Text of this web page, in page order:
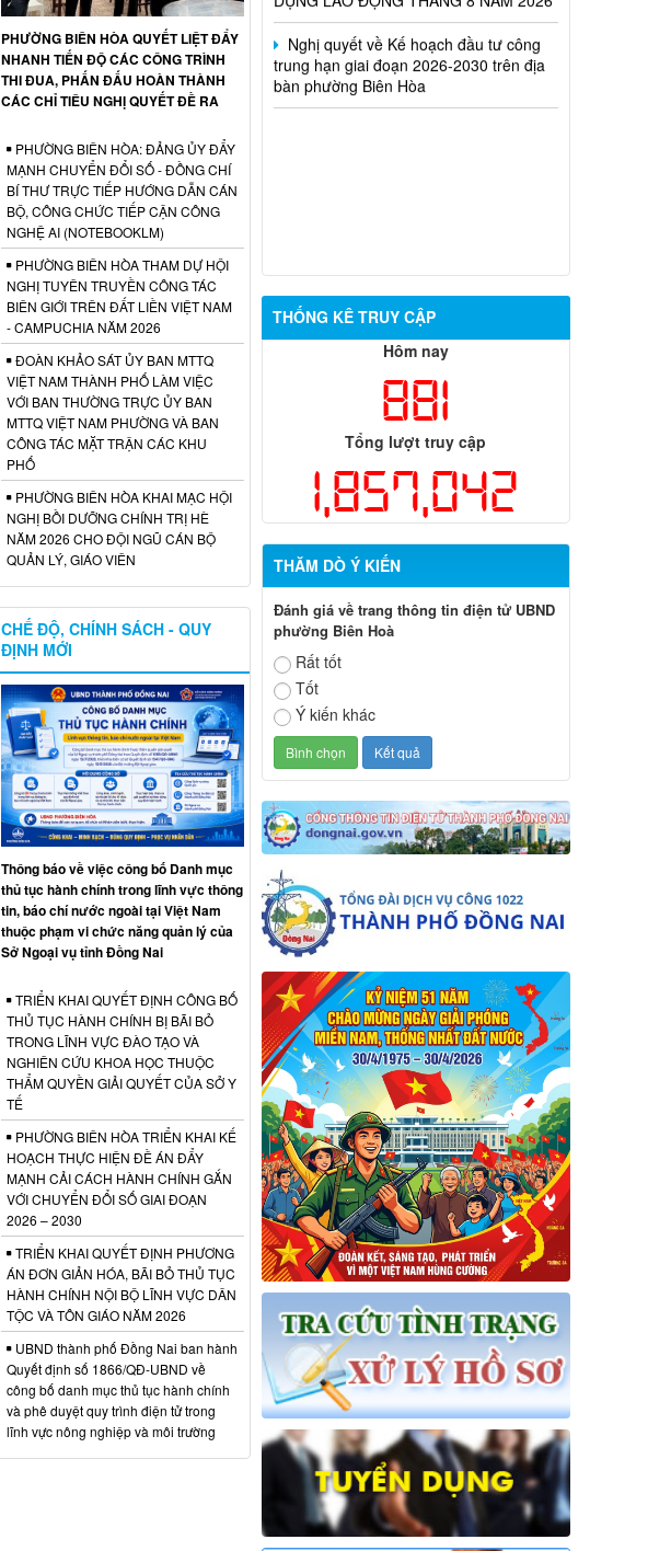
trung hạn giai đoạn 2026-2030 trên địa
bàn phường Biên Hòa
THỐNG KÊ TRUY CẬP
Hôm nay
881
Tổng lượt truy cập
1,857,042
THĂM DÒ Ý KIẾN
Đánh giá về trang thông tin điện tử UBND
phường Biên Hoà
Rất tốt
Tốt
Ý kiến khác
PHƯỜNG BIÊN HÒA QUYẾT LIỆT ĐẨY
NHANH TIẾN ĐỘ CÁC CÔNG TRÌNH
THI ĐUA, PHẤN ĐẤU HOÀN THÀNH
CÁC CHỈ TIÊU NGHỊ QUYẾT ĐỀ RA
PHƯỜNG BIÊN HÒA: ĐẢNG ỦY ĐẨY
MẠNH CHUYỂN ĐỔI SỐ - ĐỒNG CHÍ
BÍ THƯ TRỰC TIẾP HƯỚNG DẪN CÁN
BỘ, CÔNG CHỨC TIẾP CẬN CÔNG
NGHỆ AI (NOTEBOOKLM)
PHƯỜNG BIÊN HÒA THAM DỰ HỘI
NGHỊ TUYÊN TRUYỀN CÔNG TÁC
BIÊN GIỚI TRÊN ĐẤT LIỀN VIỆT NAM
- CAMPUCHIA NĂM 2026
ĐOÀN KHẢO SÁT ỦY BAN MTTQ
VIỆT NAM THÀNH PHỐ LÀM VIỆC
VỚI BAN THƯỜNG TRỰC ỦY BAN
MTTQ VIỆT NAM PHƯỜNG VÀ BAN
CÔNG TÁC MẶT TRẬN CÁC KHU
PHỐ
PHƯỜNG BIÊN HÒA KHAI MẠC HỘI
NGHỊ BỒI DƯỠNG CHÍNH TRỊ HÈ
NĂM 2026 CHO ĐỘI NGŨ CÁN BỘ
QUẢN LÝ, GIÁO VIÊN
CHẾ ĐỘ, CHÍNH SÁCH - QUY
ĐỊNH MỚI
Thông báo về việc công bố Danh mục
thủ tục hành chính trong lĩnh vực thông
tin, báo chí nước ngoài tại Việt Nam
thuộc phạm vi chức năng quản lý của
Sở Ngoại vụ tỉnh Đồng Nai
TRIỂN KHAI QUYẾT ĐỊNH CÔNG BỐ
THỦ TỤC HÀNH CHÍNH BỊ BÃI BỎ
TRONG LĨNH VỰC ĐÀO TẠO VÀ
NGHIÊN CỨU KHOA HỌC THUỘC
THẨM QUYỀN GIẢI QUYẾT CỦA SỞ Y
TẾ
PHƯỜNG BIÊN HÒA TRIỂN KHAI KẾ
HOẠCH THỰC HIỆN ĐỀ ÁN ĐẨY
MẠNH CẢI CÁCH HÀNH CHÍNH GẮN
VỚI CHUYỂN ĐỔI SỐ GIAI ĐOẠN
2026 – 2030
TRIỂN KHAI QUYẾT ĐỊNH PHƯƠNG
ÁN ĐƠN GIẢN HÓA, BÃI BỎ THỦ TỤC
HÀNH CHÍNH NỘI BỘ LĨNH VỰC DÂN
TỘC VÀ TÔN GIÁO NĂM 2026
UBND thành phố Đồng Nai ban hành
Quyết định số 1866/QĐ-UBND về
công bố danh mục thủ tục hành chính
và phê duyệt quy trình điện tử trong
lĩnh vực nông nghiệp và môi trường